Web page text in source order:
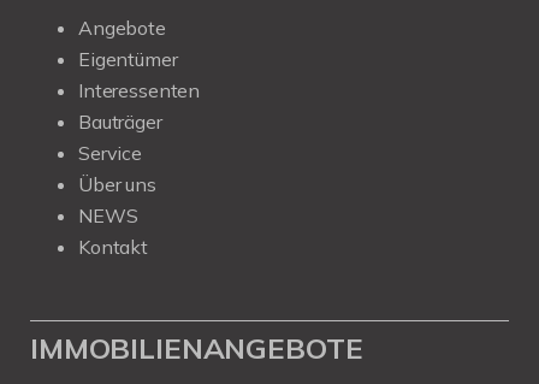
Angebote
Eigentümer
Interessenten
Bauträger
Service
Über uns
NEWS
Kontakt
IMMOBILIENANGEBOTE